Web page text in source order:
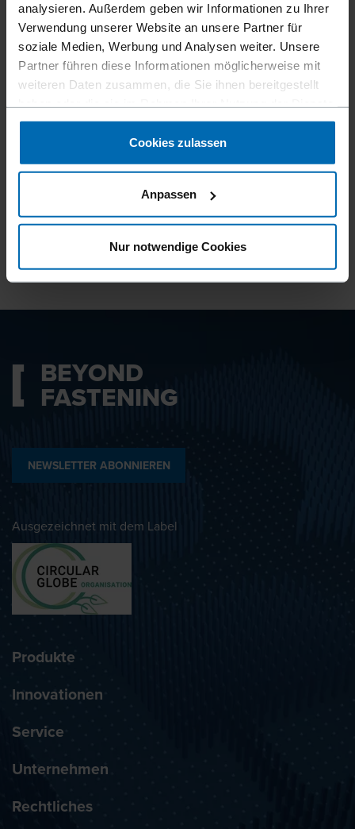
analysieren. Außerdem geben wir Informationen zu Ihrer
Verwendung unserer Website an unsere Partner für
soziale Medien, Werbung und Analysen weiter. Unsere
Partner führen diese Informationen möglicherweise mit
weiteren Daten zusammen, die Sie ihnen bereitgestellt
gesammelt haben.
Cookies zulassen
Anpassen
Nur notwendige Cookies
IHRE NACHRICHT
Datenschutzbestimmungen
BEYOND
FASTENING
NEWSLETTER ABONNIEREN
Ausgezeichnet mit dem Label
Produkte
Innovationen
Service
Unternehmen
Rechtliches